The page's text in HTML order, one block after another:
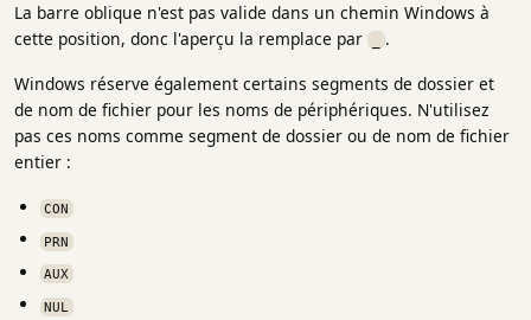
La barre oblique n'est pas valide dans un chemin Windows à
cette position, donc l'aperçu la remplace par
.
Windows réserve également certains segments de dossier et
de nom de fichier pour les noms de périphériques. N'utilisez
pas ces noms comme segment de dossier ou de nom de fichier
entier :
CON
PRN
AUX
NUL